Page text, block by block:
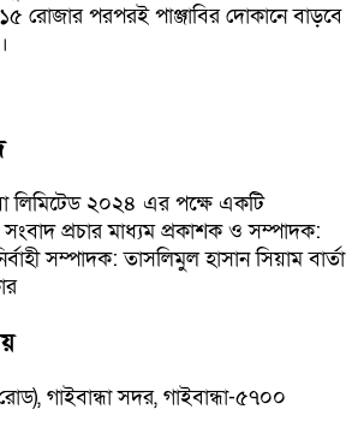
১৫ রোজার পরপরই পাঞ্জাবির দোকানে বাড়বে
লিমিটেড ২০২৪ এর পক্ষে একটি
প্রচার মাধ্যম প্রকাশক ও সম্পাদক:
সম্পাদক: তাসলিমুল হাসান সিয়াম বার্তা
গাইবান্ধা সদর, গাইবান্ধা-৫৭০০